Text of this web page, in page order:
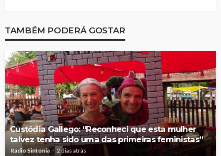
TAMBÉM PODERÁ GOSTAR
Custódia Gallego: “Reconheci que esta mulher
talvez tenha sido uma das primeiras feministas”
Rádio Sintonia 2 dias atrás